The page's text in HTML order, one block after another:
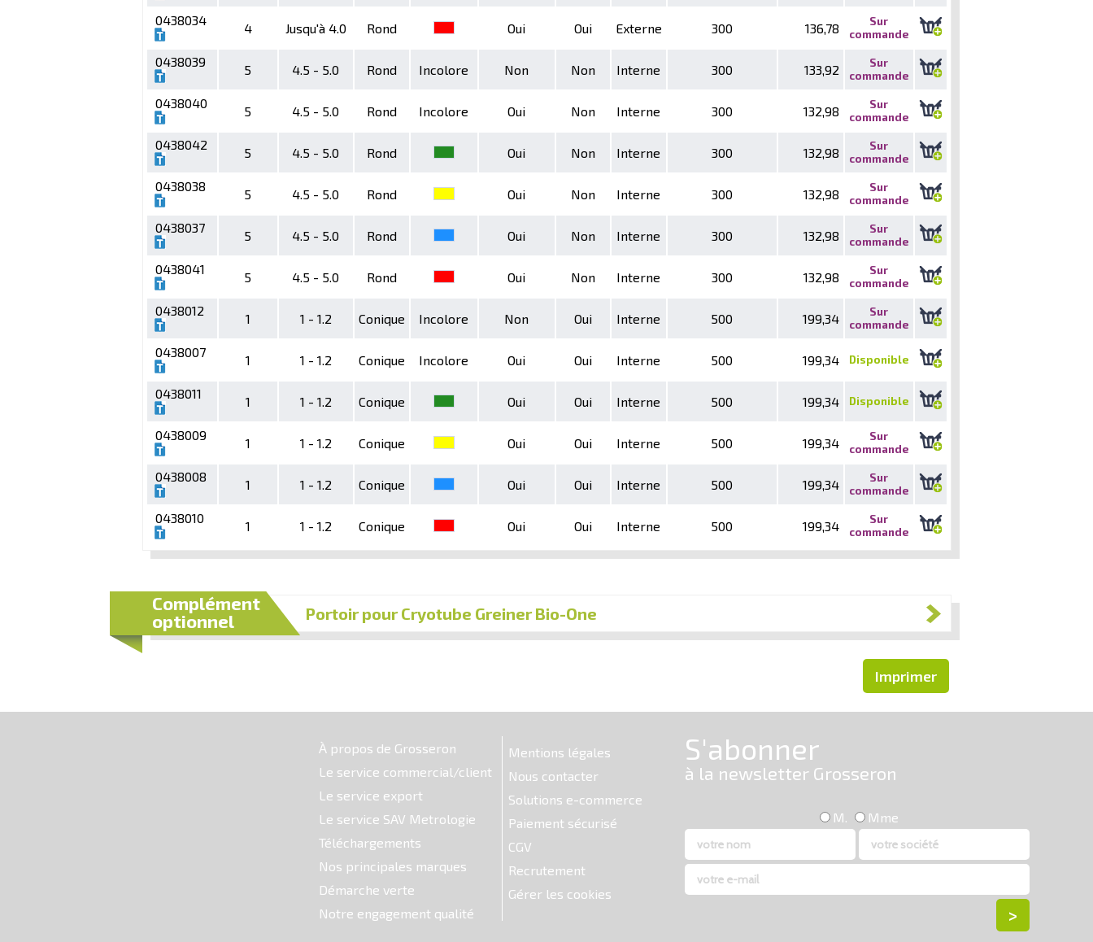
0438034
4 Jusqu'à 4.0 Rond Oui Oui Externe 300 136,78
Sur
commande
0438039
5 4.5 - 5.0 Rond Incolore Non Non Interne 300 133,92
Sur
commande
0438040
5 4.5 - 5.0 Rond Incolore Oui Non Interne 300 132,98
Sur
commande
0438042
5 4.5 - 5.0 Rond Oui Non Interne 300 132,98
Sur
commande
0438038
5 4.5 - 5.0 Rond Oui Non Interne 300 132,98
Sur
commande
0438037
5 4.5 - 5.0 Rond Oui Non Interne 300 132,98
Sur
commande
0438041
5 4.5 - 5.0 Rond Oui Non Interne 300 132,98
Sur
commande
0438012
1 1 - 1.2 Conique Incolore Non Oui Interne 500 199,34
Sur
commande
0438007
1 1 - 1.2 Conique Incolore Oui Oui Interne 500 199,34 Disponible
0438011
1 1 - 1.2 Conique Oui Oui Interne 500 199,34 Disponible
0438009
1 1 - 1.2 Conique Oui Oui Interne 500 199,34
Sur
commande
0438008
1 1 - 1.2 Conique Oui Oui Interne 500 199,34
Sur
commande
0438010
1 1 - 1.2 Conique Oui Oui Interne 500 199,34
Sur
commande
Complément
optionnel
Portoir pour Cryotube Greiner Bio-One
Imprimer
À propos de Grosseron
Le service commercial/client
Le service export
Le service SAV Metrologie
Téléchargements
Nos principales marques
Démarche verte
Notre engagement qualité
Mentions légales
Nous contacter
Solutions e-commerce
Paiement sécurisé
CGV
Recrutement
Gérer les cookies